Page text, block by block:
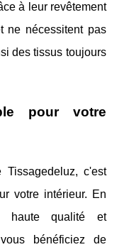
à leur revêtement
ne nécessitent pas
des tissus toujours
pour votre
c'est
votre intérieur. En
haute qualité et
bénéficiez de